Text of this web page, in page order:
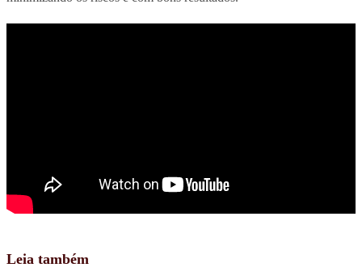
Leia também